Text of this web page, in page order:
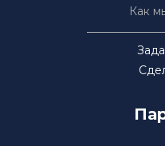
Как